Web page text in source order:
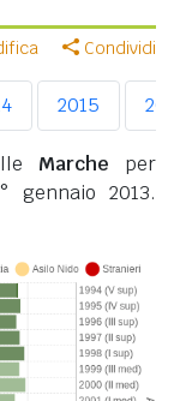
Condividi
2015
Marche per
2013.